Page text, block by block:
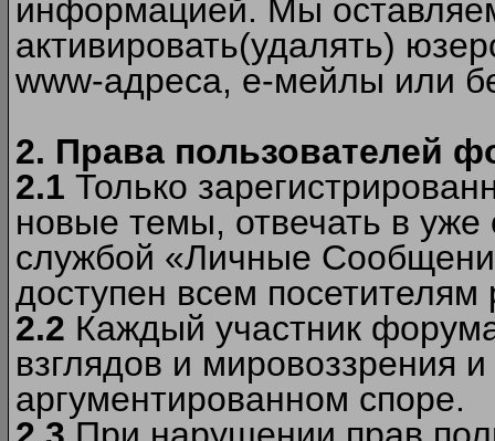
информацией. Мы
активировать(удалять)
www-адреса, е-мейлы или
2. Права пользователей
2.1 Только
новые темы, отвечать в
службой «Личные
доступен всем посетителям
2.2 Каждый участник
взглядов и мировоззрения
аргументированном споре.